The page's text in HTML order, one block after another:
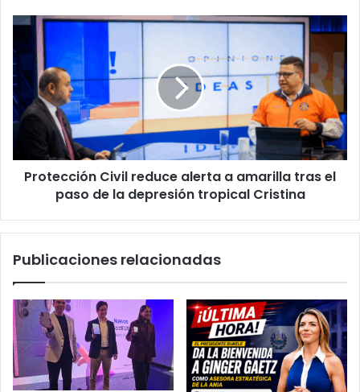
país
Protección
Civil
reduce
alerta
a
amarilla
tras
paso
Protección Civil reduce alerta a amarilla tras el
paso de la depresión tropical Cristina
Publicaciones relacionadas